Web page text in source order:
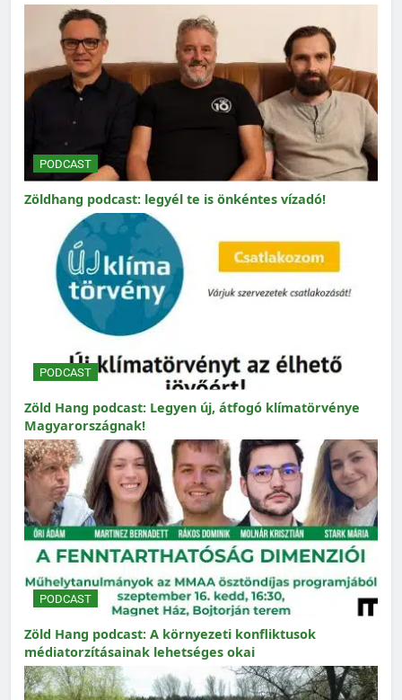
PODCAST
Zöldhang podcast: legyél te is önkéntes vízadó!
PODCAST
Zöld Hang podcast: Legyen új, átfogó klímatörvénye
Magyarországnak!
PODCAST
Zöld Hang podcast: A környezeti konfliktusok
médiatorzításainak lehetséges okai